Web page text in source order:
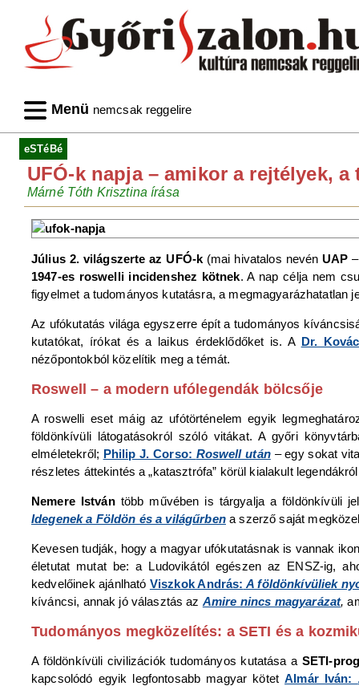
Menü nemcsak reggelire
eSTéBé
UFÓ-k napja – amikor a rejtélyek,
Márné Tóth Krisztina írása
Július 2. világszerte az UFÓ-k (mai hivatalos nevénUAP
1947-es roswelli incidenshez kötnek. A nap célja nem
figyelmet a tudományos kutatásra, a
Az ufókutatás világa egyszerre épít a tudományos
kutatókat, írókat és a laikus érdeklődőket is. A Dr.
nézőpontokból közelítik meg a témát.
Roswell – a modern ufólegendák bölcsője
A roswelli eset máig az ufótörténelem egyik
földönkívüli látogatásokról szóló vitákat. A győri
elméletekről; Philip J. Corso: Roswell után – egy sokat
részletes áttekintés a „katasztrófa” körül kialakult
Nemere Istvántöbb művében is tárgyalja a földönkívüli
Idegenek a Földön és a világűrben a szerző saját
Kevesen tudják, hogy a magyar ufókutatásnak is vannak
életutat mutat be: a Ludovikától egészen az ENSZ-ig,
kedvelőinek ajánlható Viszkok András: A földönkívüliek
kíváncsi, annak jó választás az Amire nincs magyarázat,
Tudományos megközelítés: a SETI és a
A földönkívüli civilizációk tudományos kutatása a SETI-
kapcsolódó egyik legfontosabb magyar kötetAlmár Iván: